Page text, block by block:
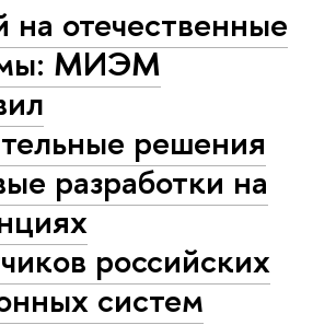
на отечественные
МИЭМ
решения
разработки на
российских
систем